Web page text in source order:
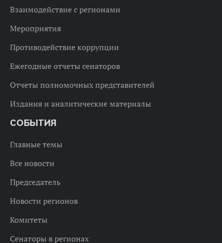
Взаимодействие с регионами
Мероприятия
Противодействие коррупции
Ежегодные отчеты сенаторов
Отчеты полномочных представителей
Издания и аналитические материалы
СОБЫТИЯ
Главные темы
Все новости
Председатель
Новости регионов
Комитеты
Сенаторы в регионах